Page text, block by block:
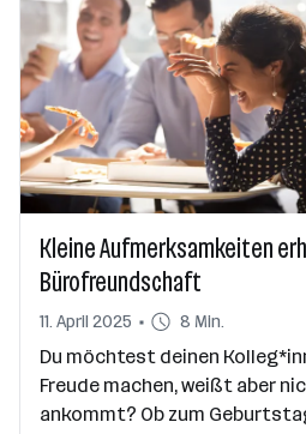
Kleine Aufmerksamkeiten
Bürofreundschaft
11. April 2025 8 Min.
Du möchtest deinen
Freude machen, weißt aber
ankommt? Ob zum